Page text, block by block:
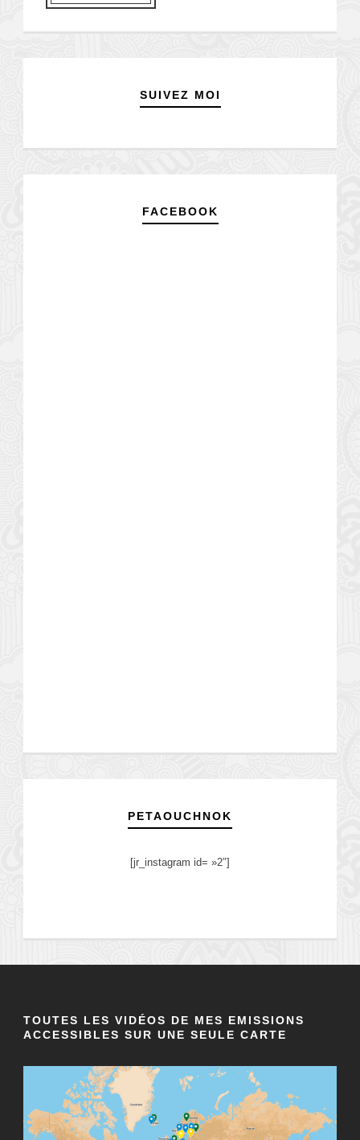
SUIVEZ MOI
FACEBOOK
PETAOUCHNOK
[jr_instagram id= »2″]
TOUTES LES VIDÉOS DE MES EMISSIONS
ACCESSIBLES SUR UNE SEULE CARTE